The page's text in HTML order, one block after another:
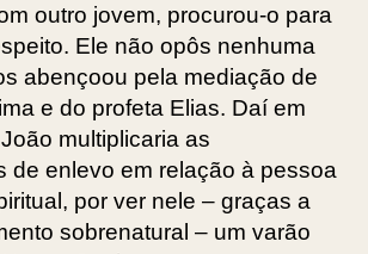
outro jovem, procurou-o para
Ele não opôs nenhuma
abençoou pela mediação de
e do profeta Elias. Daí em
multiplicaria as
de enlevo em relação à pessoa
por ver nele – graças a
sobrenatural – um varão